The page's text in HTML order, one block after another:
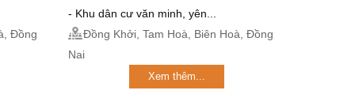
Đồng
- Khu dân cư văn minh, yên...
Đồng Khởi, Tam Hoà, Biên Hoà, Đồng
Nai
Xem thêm...